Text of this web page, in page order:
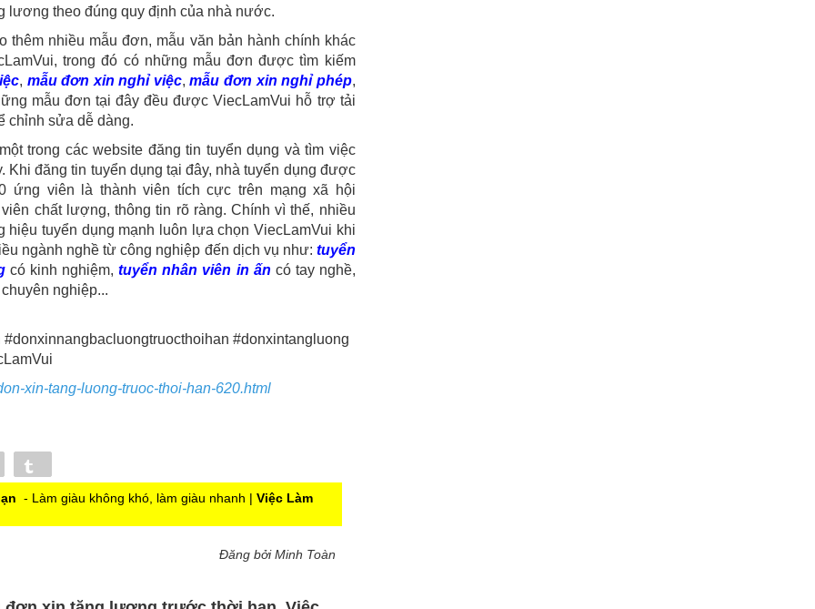
lương theo đúng quy định của nhà nước.
thêm nhiều mẫu đơn, mẫu văn bản hành chính khác
trong đó có những mẫu đơn được tìm kiếm
, mẫu đơn xin nghỉ việc,mẫu đơn xin nghỉ phép,
mẫu đơn tại đây đều được ViecLamVui hỗ trợ tải
chỉnh sửa dễ dàng.
trong các website đăng tin tuyển dụng và tìm việc
Khi đăng tin tuyển dụng tại đây, nhà tuyển dụng được
ứng viên là thành viên tích cực trên mạng xã hội
chất lượng, thông tin rõ ràng. Chính vì thế, nhiều
tuyển dụng mạnh luôn lựa chọn ViecLamVui khi
ngành nghề từ công nghiệp đến dịch vụ như: tuyển
có kinh nghiệm,tuyển nhân viên in ấn có tay nghề,
chuyên nghiệp...
#donxintangluong
xin-tang-luong-truoc-thoi-han-620.html
- Làm giàu không khó, làm giàu nhanh | Việc Làm
Đăng bởi Minh Toàn